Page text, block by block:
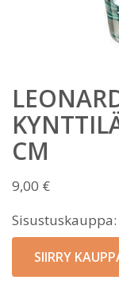
CM
9,00 €
Sisustuskauppa:
SIIRRY